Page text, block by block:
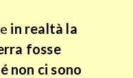
in realtà la
fosse
non ci sono